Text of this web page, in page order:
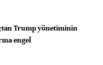
Trump yönetiminin
engel